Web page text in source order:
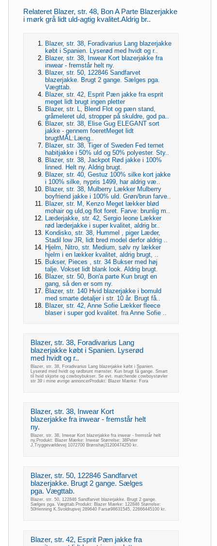
Relateret Blazer, str. 48, Bon A Parte Blazerjakke
i mørk grå lidt uld-agtig kvalitet.Aldrig br..
Blazer, str. 38, Foradivarius Lang blazerjakke
købt i Spanien. Lyserød med hvidt og r..
Blazer, str. 38, Inwear Kort blazerjakke fra
inwear - fremstår helt ny.
Blazer, str. 50, 122846 Sandfarvet
blazerjakke. Brugt 2 gange. Sælges pga.
Vægttab.
Blazer, str. 42, Esprit Pæn jakke fra esprit
meget lidt brugt ingen pletter
Blazer, str. L, Blend Flot og pæn stand,
gråmeleret uld, stropper på skuldre, god pa..
Blazer, str. 38, Elise Gug ELEGANT sort
jakke - gennem foeretMeget lidt
brugtMÅL:Læng..
Blazer, str. 38, Tiger of Sweden Fed ternet
habitjakke i 50% uld og 50% polyester. Sty..
Blazer, str. 38, Jackpot Rød jakke i 100%
linned. Helt ny. Aldrig brugt.
Blazer, str. 40, Gestuz 100% silke kort jakke
i 100% silke, nypris 1499, har aldrig væ..
Blazer, str. 38, Mulberry Lækker Mulberry
boyfriend jakke i 100% uld. Grøn/brun farve..
Blazer, str. M, Kenzo Meget lækker blød
mohair og uld,og flot foret. Farve: brunlig m..
Læderjakke, str. 42, Sergio leone Lækker
rød læderjakke i super kvalitet, aldrig br..
Kondisko, str. 38, Hummel , piger Læder,
Stadil low JR, lidt bred model derfor aldrig ..
Hjelm, Nitro, str. Medium, sølv ny lækker
hjelm i en lækker kvalitet, aldrig brugt, ..
Bukser, Pieces , str. 34 Bukser med høj
talje. Vokset lidt blank look. Aldrig brugt.
Blazer, str. 50, Bon'a parte Kun brugt en
gang, så den er som ny.
Blazer, str. 140 Hvid blazerjakke i bomuld
med smarte detaljer i str. 10 år. Brugt få..
Blazer, str. 42, Anne Sofie Lækker fleece
blaser i super god kvalitet. fra Anne Sofie ..
Blazer, str. 38, Foradivarius Lang
blazerjakke købt i Spanien. Lyserød
med hvidt og r..
Blazer, str. 38, Foradivarius Lang blazerjakke købt i Spanien.
Lyserød med hvidt og rødbrunt mønster. Kun brugt få gange. Smart
til hvid skjorte og cowboybukser. Se evt. matchende cowboystøvler
str 39 i mine øvrige annoncerProdukt: Blazer Mærke: Fora
Blazer, str. 38, Inwear Kort
blazerjakke fra inwear - fremstår helt
ny.
Blazer, str. 38, Inwear Kort blazerjakke fra inwear - fremstår helt
ny.Produkt: Blazer Mærke: Inwear Størrelse: 38Peter
J.Tryggevældevej 1072700 Brønshøj31200474250 kr.
Blazer, str. 50, 122846 Sandfarvet
blazerjakke. Brugt 2 gange. Sælges
pga. Vægttab.
Blazer, str. 50, 122846 Sandfarvet blazerjakke. Brugt 2 gange.
Sælges pga. Vægttab.Produkt: Blazer Mærke: 122846 Størrelse:
50Henning K.Svoldrupvej 289640 Farsø98631545, 22666445100 kr.
Blazer, str. 42, Esprit Pæn jakke fra